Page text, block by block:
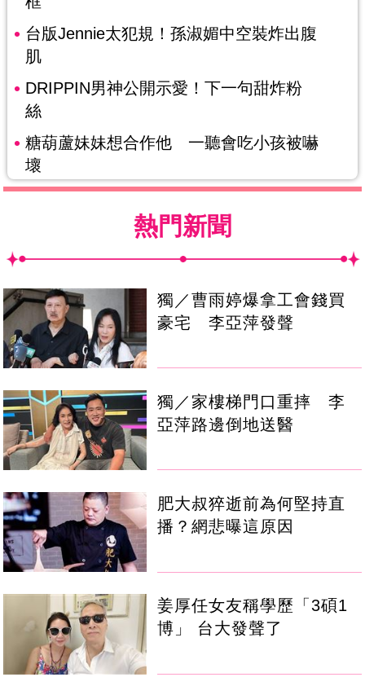
台版Jennie太犯規！孫淑媚中空裝炸出腹
肌
DRIPPIN男神公開示愛！下一句甜炸粉
絲
糖葫蘆妹妹想合作他 一聽會吃小孩被嚇
壞
熱門新聞
獨／曹雨婷爆拿工會錢買
豪宅 李亞萍發聲
獨／家樓梯門口重摔 李
亞萍路邊倒地送醫
肥大叔猝逝前為何堅持直
播？網悲曝這原因
姜厚任女友稱學歷「3碩1
博」 台大發聲了